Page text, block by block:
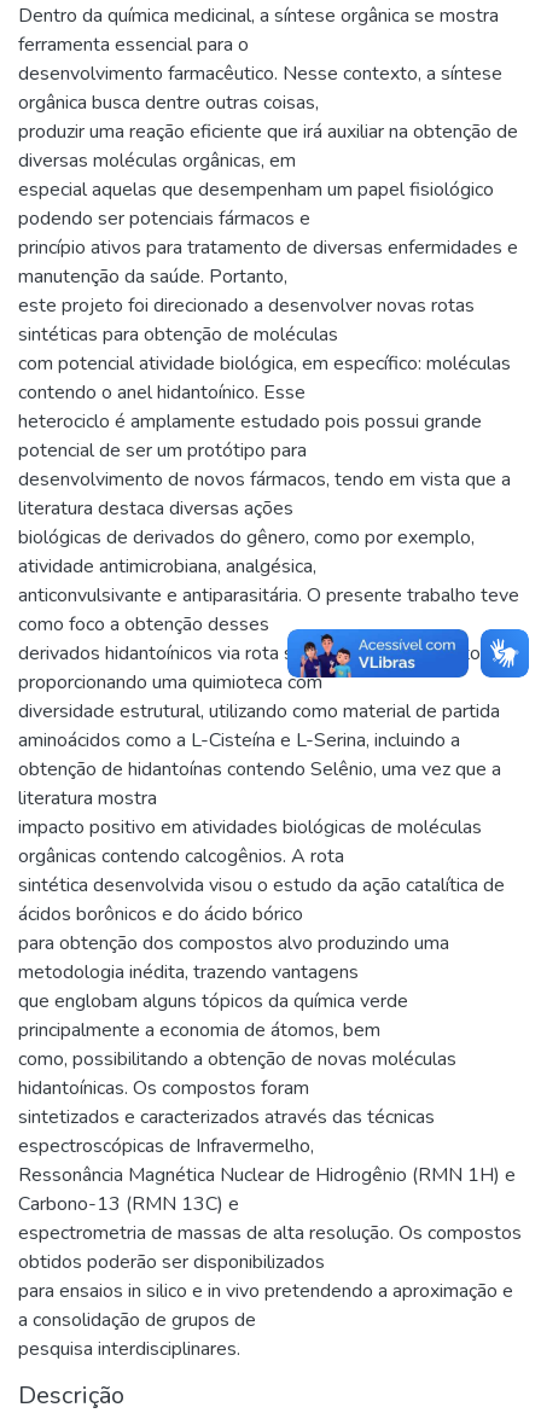
Dentro da química medicinal, a síntese orgânica se mostra
ferramenta essencial para o
desenvolvimento farmacêutico. Nesse contexto, a síntese
orgânica busca dentre outras coisas,
produzir uma reação eficiente que irá auxiliar na obtenção de
diversas moléculas orgânicas, em
especial aquelas que desempenham um papel fisiológico
podendo ser potenciais fármacos e
princípio ativos para tratamento de diversas enfermidades e
manutenção da saúde. Portanto,
este projeto foi direcionado a desenvolver novas rotas
sintéticas para obtenção de moléculas
com potencial atividade biológica, em específico: moléculas
contendo o anel hidantoínico. Esse
heterociclo é amplamente estudado pois possui grande
potencial de ser um protótipo para
desenvolvimento de novos fármacos, tendo em vista que a
literatura destaca diversas ações
biológicas de derivados do gênero, como por exemplo,
atividade antimicrobiana, analgésica,
anticonvulsivante e antiparasitária. O presente trabalho teve
como foco a obtenção desses
derivados hidantoínicos via rota sintética de baixo custo,
proporcionando uma quimioteca com
diversidade estrutural, utilizando como material de partida
aminoácidos como a L-Cisteína e L-Serina, incluindo a
obtenção de hidantoínas contendo Selênio, uma vez que a
literatura mostra
impacto positivo em atividades biológicas de moléculas
orgânicas contendo calcogênios. A rota
sintética desenvolvida visou o estudo da ação catalítica de
ácidos borônicos e do ácido bórico
para obtenção dos compostos alvo produzindo uma
metodologia inédita, trazendo vantagens
que englobam alguns tópicos da química verde
principalmente a economia de átomos, bem
como, possibilitando a obtenção de novas moléculas
hidantoínicas. Os compostos foram
sintetizados e caracterizados através das técnicas
espectroscópicas de Infravermelho,
Ressonância Magnética Nuclear de Hidrogênio (RMN 1H) e
Carbono-13 (RMN 13C) e
espectrometria de massas de alta resolução. Os compostos
obtidos poderão ser disponibilizados
para ensaios in silico e in vivo pretendendo a aproximação e
a consolidação de grupos de
pesquisa interdisciplinares.
Descrição